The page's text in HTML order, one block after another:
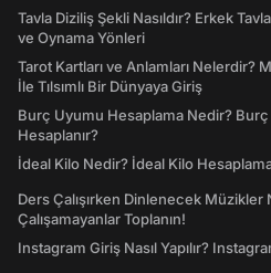
Tavla Diziliş Şekli Nasıldır? Erkek
ve Oynama Yönleri
Tarot Kartları ve Anlamları Nelerdir?
İle Tılsımlı Bir Dünyaya Giriş
Burç Uyumu Hesaplama Nedir?
Hesaplanır?
İdeal Kilo Nedir? İdeal Kilo Hesaplama
Ders Çalışırken Dinlenecek
Çalışamayanlar Toplanın!
Instagram Giriş Nasıl Yapılır?